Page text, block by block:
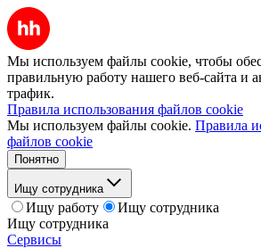
Мы используем файлы cookie, чтобы
правильную работу нашего веб-сайта и
трафик.
Правила использования файлов cookie
Мы используем файлы cookie. Правила
файлов cookie
Понятно
Ищу сотрудника
Ищу работу
Ищу сотрудника
Ищу сотрудника
Сервисы